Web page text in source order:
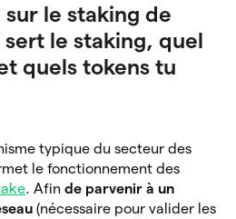
le staking de
le staking, quel
quels tokens tu
typique du secteur des
le fonctionnement des
. Afin de parvenir à un
(nécessaire pour valider les